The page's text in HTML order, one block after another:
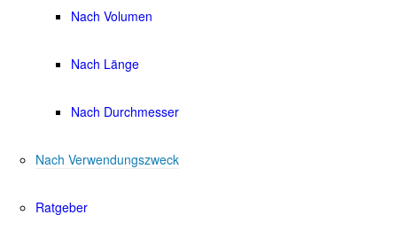
Nach Volumen
Nach Länge
Nach Durchmesser
Nach Verwendungszweck
Ratgeber